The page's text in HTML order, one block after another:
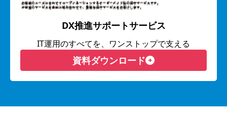
DX推進サポートサービス
IT運用のすべてを、ワンストップで支える
資料ダウンロード